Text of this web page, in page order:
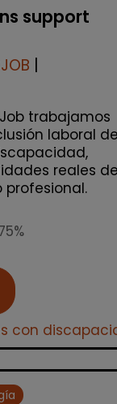
support
|
trabajamos
laboral de
reales de
profesional.
con